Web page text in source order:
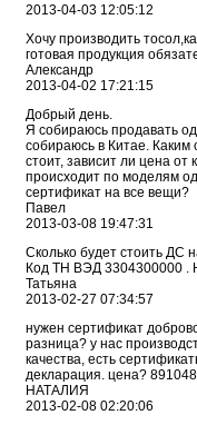
2013-04-03 12:05:12
Хочу производить
готовая продукция
Александр
2013-04-02 17:21:15
Добрый день.
Я собираюсь продавать
собираюсь в Китае. Каким
стоит, зависит ли цена от
происходит по моделям
сертификат на все вещи?
Павел
2013-03-08 19:47:31
Сколько будет стоить ДС
Код ТН ВЭД 3304300000 .
Татьяна
2013-02-27 07:34:57
нужен сертификат
разница? у нас
качества, есть
декларация. цена?
НАТАЛИЯ
2013-02-08 02:20:06